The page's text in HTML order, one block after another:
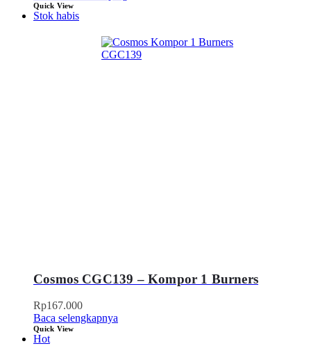
Quick View
Stok habis
Cosmos CGC139 – Kompor 1 Burners
Rp167.000
Baca selengkapnya
Quick View
Hot